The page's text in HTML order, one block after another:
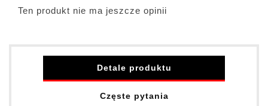
Ten produkt nie ma jeszcze opinii
Detale produktu
Częste pytania